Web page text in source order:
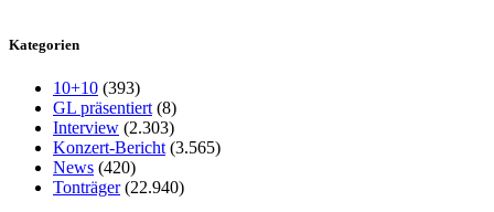
Kategorien
10+10 (393)
GL präsentiert (8)
Interview (2.303)
Konzert-Bericht (3.565)
News (420)
Tonträger(22.940)